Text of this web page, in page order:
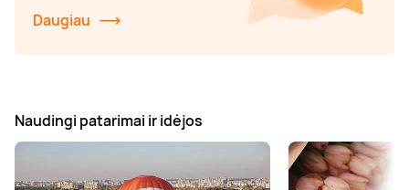
Daugiau
Naudingi patarimai ir idėjos